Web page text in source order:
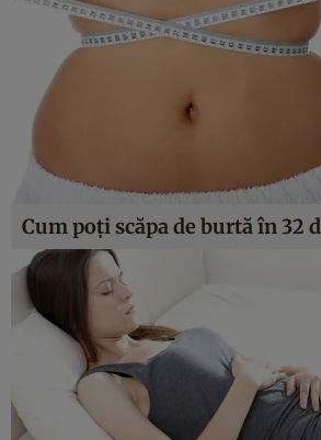
Cum poţi scăpa de burtă în 32